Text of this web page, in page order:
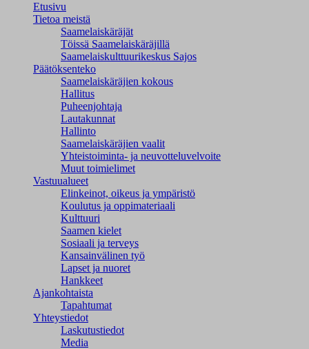
Etusivu
Tietoa meistä
Saamelaiskäräjät
Töissä Saamelaiskäräjillä
Saamelaiskulttuuri­keskus Sajos
Päätöksenteko
Saamelaiskäräjien kokous
Hallitus
Puheenjohtaja
Lautakunnat
Hallinto
Saamelaiskäräjien vaalit
Yhteistoiminta- ja neuvotteluvelvoite
Muut toimielimet
Vastuualueet
Elinkeinot, oikeus ja ympäristö
Koulutus ja oppimateriaali
Kulttuuri
Saamen kielet
Sosiaali ja terveys
Kansainvälinen työ
Lapset ja nuoret
Hankkeet
Ajankohtaista
Tapahtumat
Yhteystiedot
Laskutustiedot
Media